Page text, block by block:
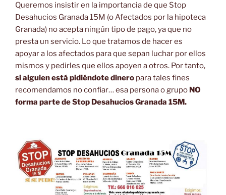
Queremos insistir en la importancia de que Stop
Desahucios Granada 15M (o Afectados por la hipoteca
Granada) no acepta ningún tipo de pago, ya que no
presta un servicio. Lo que tratamos de hacer es
apoyar a los afectados para que sepan luchar por ellos
mismos y pedirles que ellos apoyen a otros. Por tanto,
si alguien está pidiéndote dinero para tales fines
recomendamos no confiar… esa persona o grupo NO
forma parte de Stop Desahucios Granada 15M.